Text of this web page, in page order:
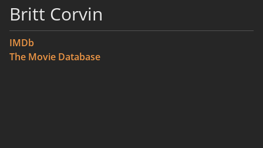
Britt Corvin
IMDb
The Movie Database